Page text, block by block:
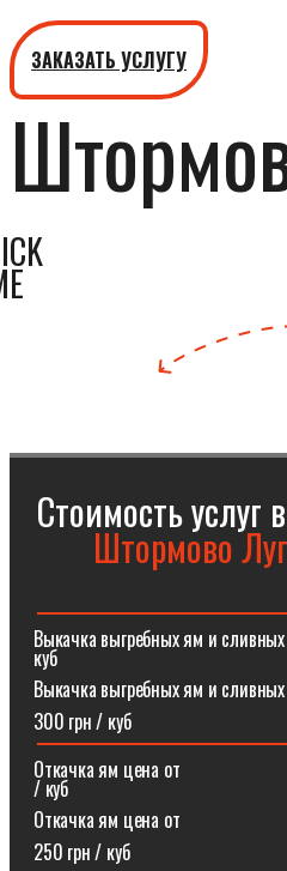
ЗАКАЗАТЬ УСЛУГУ
Стоимость услуг
Штормово
Выкачка выгребных ям и
куб
Выкачка выгребных ям и
300 грн / куб
Откачка ям цена от
/ куб
Откачка ям цена от
250 грн / куб